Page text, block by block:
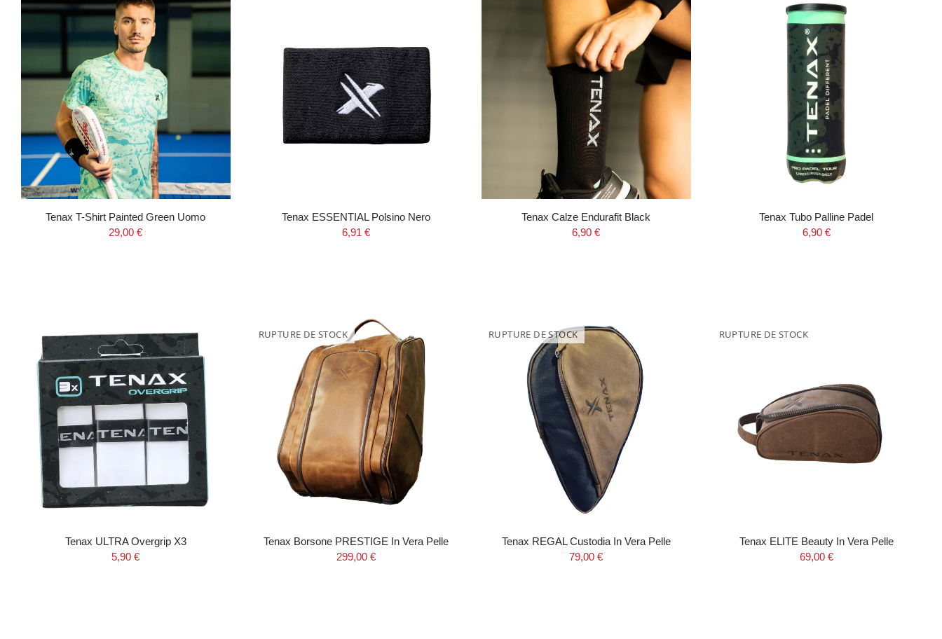
Tenax T-Shirt Painted Green Uomo
29,00 €
Tenax ESSENTIAL Polsino Nero
6,91 €
Tenax Calze Endurafit Black
6,90 €
Tenax Tubo Palline Padel
6,90 €
Tenax ULTRA Overgrip X3
5,90 €
RUPTURE DE STOCK
Tenax Borsone PRESTIGE In Vera Pelle
299,00 €
RUPTURE DE STOCK
Tenax REGAL Custodia In Vera Pelle
79,00 €
RUPTURE DE STOCK
Tenax ELITE Beauty In Vera Pelle
69,00 €